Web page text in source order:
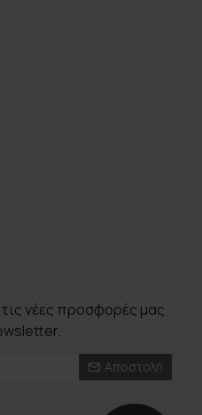
νέες προσφορές μας
Αποστολή